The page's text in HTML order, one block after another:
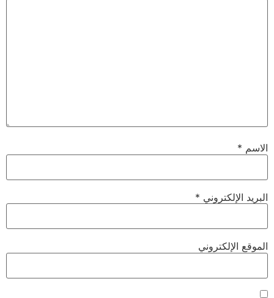
الاسم *
البريد الإلكتروني *
الموقع الإلكتروني